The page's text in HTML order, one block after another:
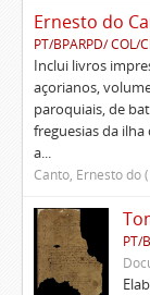
Ernesto do
PT/BPARPD/ COL/
Inclui livros
açorianos,
paroquiais, de
freguesias da
a...
Canto, Ernesto do
PT/